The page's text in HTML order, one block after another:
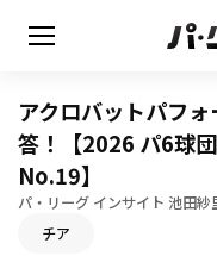
無料アカウント登
アクロバットパフ
答！【2026 パ6球
No.19】
パ・リーグ インサイト 池田紗
チア